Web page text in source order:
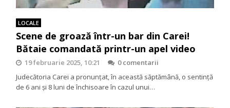
LOCALE
Scene de groază într-un bar din Carei!
Bătaie comandată printr-un apel video
19 februarie 2025, 10:21
0 comentarii
Judecătoria Carei a pronunțat, în această săptămână, o sentință
de 6 ani și 8 luni de închisoare în cazul unui…